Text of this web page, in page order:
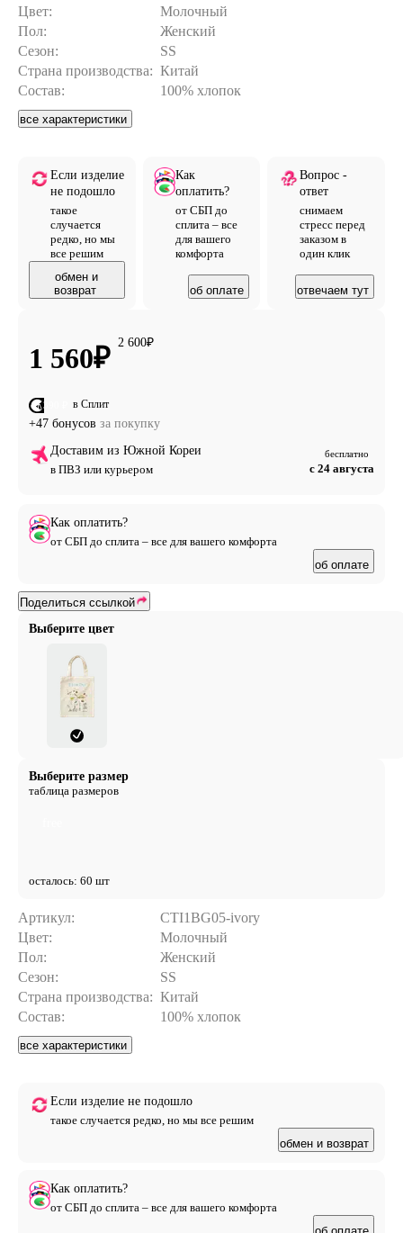
Цвет:
Молочный
Пол:
Женский
Сезон:
SS
Страна производства: Китай
Состав:
100% хлопок
все характеристики
Если изделие
не подошло
такое
случается
редко, но мы
все решим
обмен и
возврат
Как
оплатить?
от СБП до
сплита – все
для вашего
комфорта
об оплате
Вопрос -
ответ
снимаем
стресс перед
заказом в
один клик
отвечаем тут
Выберите цвет
Выберите размер
таблица размеров
осталось: 60 шт
1 560₽
2 600₽
от 390 ₽ в Сплит
+47 бонусов за покупку
Доставим из Южной Кореи
в ПВЗ или курьером
бесплатно
с 24 августа
Как оплатить?
от СБП до сплита – все для вашего комфорта
об оплате
Поделиться ссылкой
Артикул:
CTI1BG05-ivory
Цвет:
Молочный
Пол:
Женский
Сезон:
SS
Страна производства: Китай
Состав:
100% хлопок
все характеристики
Если изделие не подошло
такое случается редко, но мы все решим
обмен и возврат
Как оплатить?
от СБП до сплита – все для вашего комфорта